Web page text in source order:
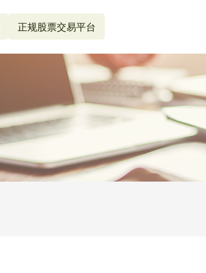
正规股票交易平台